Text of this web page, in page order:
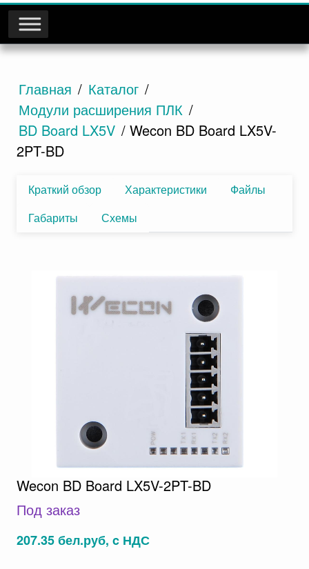
Главная / Каталог /
Модули расширения ПЛК /
BD Board LX5V / Wecon BD Board LX5V-
2PT-BD
Краткий обзор Характеристики
Файлы
Габариты
Схемы
Wecon BD Board LX5V-2PT-BD
Под заказ
207.35 бел.руб, c НДС